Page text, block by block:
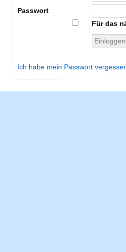
Passwort
Für das
Ich habe mein Passwort